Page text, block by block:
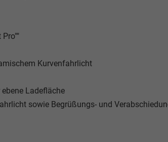
Kurvenfahrlicht
Ladefläche
sowie Begrüßungs- und